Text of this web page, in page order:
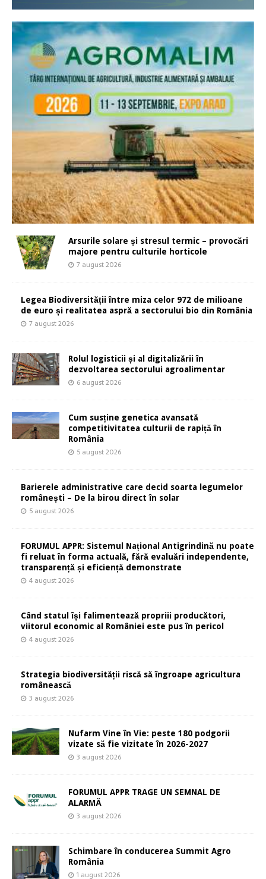
Arsurile solare și stresul termic – provocări
majore pentru culturile horticole
7 august 2026
Legea Biodiversității între miza celor 972 de milioane
de euro și realitatea aspră a sectorului bio din România
7 august 2026
Rolul logisticii și al digitalizării în
dezvoltarea sectorului agroalimentar
6 august 2026
Cum susține genetica avansată
competitivitatea culturii de rapiță în
România
5 august 2026
Barierele administrative care decid soarta legumelor
românești – De la birou direct în solar
5 august 2026
FORUMUL APPR: Sistemul Național Antigrindină nu poate
fi reluat în forma actuală, fără evaluări independente,
transparență și eficiență demonstrate
4 august 2026
Când statul își falimentează propriii producători,
viitorul economic al României este pus în pericol
4 august 2026
Strategia biodiversității riscă să îngroape agricultura
românească
3 august 2026
Nufarm Vine în Vie: peste 180 podgorii
vizate să fie vizitate în 2026-2027
3 august 2026
FORUMUL APPR TRAGE UN SEMNAL DE
ALARMĂ
3 august 2026
Schimbare în conducerea Summit Agro
România
1 august 2026